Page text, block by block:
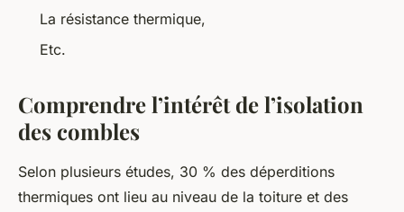
La résistance thermique,
Etc.
Comprendre l’intérêt de l’isolation
des combles
Selon plusieurs études, 30 % des déperditions
thermiques ont lieu au niveau de la toiture et des